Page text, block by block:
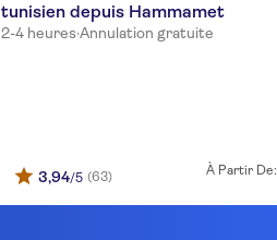
tunisien depuis Hammamet
2-4 heures·Annulation gratuite
3,94/5 (63) À Partir De: